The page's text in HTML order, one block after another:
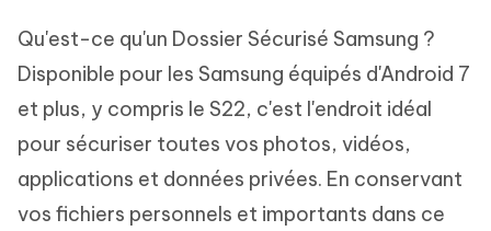
Qu'est-ce qu'un Dossier Sécurisé Samsung ?
Disponible pour les Samsung équipés d'Android 7
et plus, y compris le S22, c'est l'endroit idéal
pour sécuriser toutes vos photos, vidéos,
applications et données privées. En conservant
vos fichiers personnels et importants dans ce